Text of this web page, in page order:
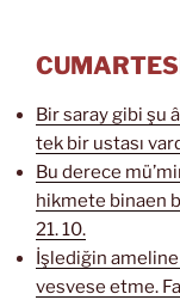
Bir saray gibi şu
tek bir ustası
Bu derece
hikmete binaen
21. 10.
İşlediğin
vesvese etme.